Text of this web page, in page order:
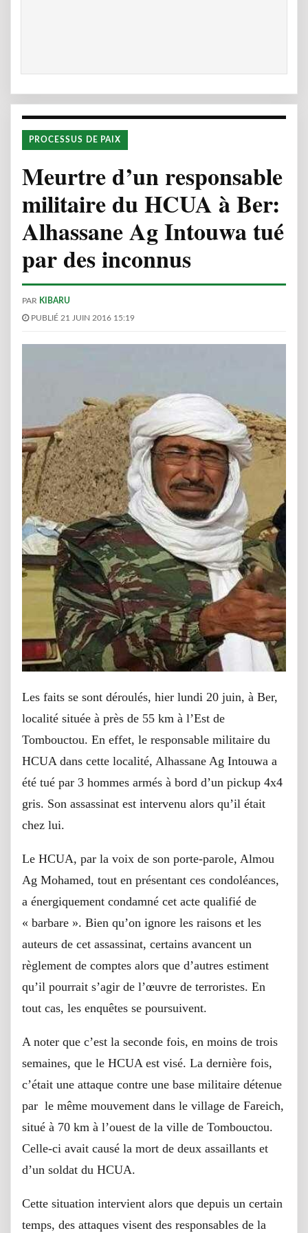
PROCESSUS DE PAIX
Meurtre d’un responsable
militaire du HCUA à Ber:
Alhassane Ag Intouwa tué
par des inconnus
PAR KIBARU
PUBLIÉ 21 JUIN 2016 15:19
Les faits se sont déroulés, hier lundi 20 juin, à Ber,
localité située à près de 55 km à l’Est de
Tombouctou. En effet, le responsable militaire du
HCUA dans cette localité, Alhassane Ag Intouwa a
été tué par 3 hommes armés à bord d’un pickup 4x4
gris. Son assassinat est intervenu alors qu’il était
chez lui.
Le HCUA, par la voix de son porte-parole, Almou
Ag Mohamed, tout en présentant ces condoléances,
a énergiquement condamné cet acte qualifié de
« barbare ». Bien qu’on ignore les raisons et les
auteurs de cet assassinat, certains avancent un
règlement de comptes alors que d’autres estiment
qu’il pourrait s’agir de l’œuvre de terroristes. En
tout cas, les enquêtes se poursuivent.
A noter que c’est la seconde fois, en moins de trois
semaines, que le HCUA est visé. La dernière fois,
c’était une attaque contre une base militaire détenue
par le même mouvement dans le village de Fareich,
situé à 70 km à l’ouest de la ville de Tombouctou.
Celle-ci avait causé la mort de deux assaillants et
d’un soldat du HCUA.
Cette situation intervient alors que depuis un certain
temps, des attaques visent des responsables de la